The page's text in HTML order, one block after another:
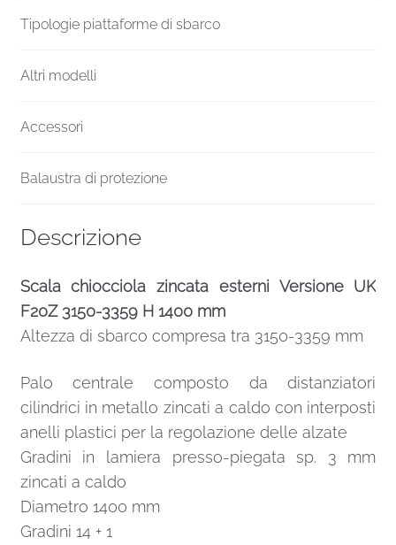
Tipologie piattaforme di sbarco
Altri modelli
Accessori
Balaustra di protezione
Descrizione
Scala chiocciola zincata esterni Versione UK
F20Z 3150-3359 H 1400 mm
Altezza di sbarco compresa tra 3150-3359 mm
Palo centrale composto da distanziatori
cilindrici in metallo zincati a caldo con interposti
anelli plastici per la regolazione delle alzate
Gradini in lamiera presso-piegata sp. 3 mm
zincati a caldo
Diametro 1400 mm
Gradini 14 + 1